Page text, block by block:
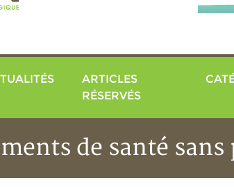
ARTICLES
RÉSERVÉS
de santé